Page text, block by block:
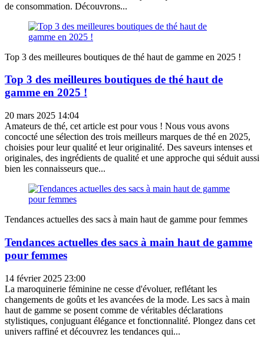
de consommation. Découvrons...
Top 3 des meilleures boutiques de thé haut de gamme en 2025 !
Top 3 des meilleures boutiques de thé haut de
gamme en 2025 !
20 mars 2025 14:04
Amateurs de thé, cet article est pour vous ! Nous vous avons
concocté une sélection des trois meilleurs marques de thé en 2025,
choisies pour leur qualité et leur originalité. Des saveurs intenses et
originales, des ingrédients de qualité et une approche qui séduit aussi
bien les connaisseurs que...
Tendances actuelles des sacs à main haut de gamme pour femmes
Tendances actuelles des sacs à main haut de gamme
pour femmes
14 février 2025 23:00
La maroquinerie féminine ne cesse d'évoluer, reflétant les
changements de goûts et les avancées de la mode. Les sacs à main
haut de gamme se posent comme de véritables déclarations
stylistiques, conjuguant élégance et fonctionnalité. Plongez dans cet
univers raffiné et découvrez les tendances qui...